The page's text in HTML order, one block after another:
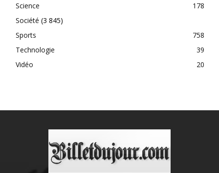
Science
178
Société (3 845)
Sports
758
Technologie
39
Vidéo
20